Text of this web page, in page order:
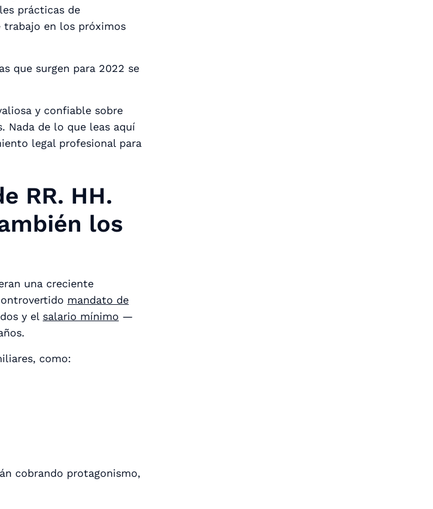
prácticas de
trabajo en los próximos
que surgen para 2022 se
y confiable sobre
Nada de lo que leas aquí
legal profesional para
RR. HH.
los
una creciente
mandato de
y el salario mínimo —
como:
cobrando protagonismo,